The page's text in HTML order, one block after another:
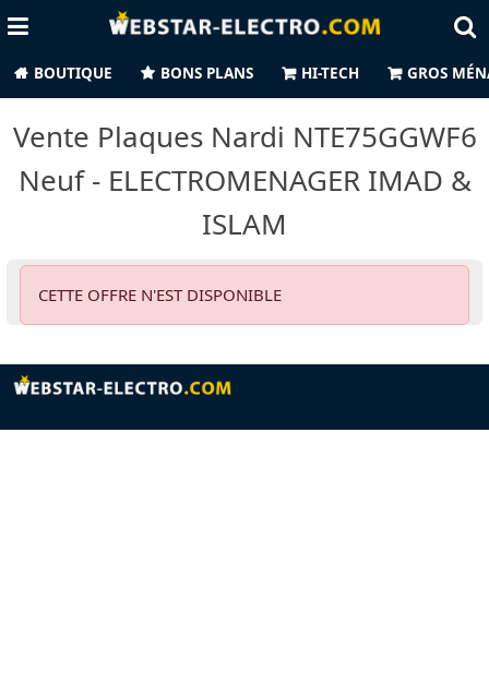
BOUTIQUE BONS PLANS HI-TECH GROS
Vente Plaques Nardi NTE75GGWF6
Neuf - ELECTROMENAGER IMAD &
ISLAM
CETTE OFFRE N'EST DISPONIBLE